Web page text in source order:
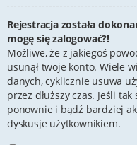
Rejestracja została
mogę się zalogować?!
Możliwe, że z jakiegoś
usunął twoje konto. Wiele
danych, cyklicznie usuwa
przez dłuższy czas. Jeśli
ponownie i bądź bardziej
dyskusje użytkownikiem.